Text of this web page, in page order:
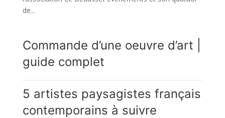
de...
Commande d’une oeuvre d’art |
guide complet
5 artistes paysagistes français
contemporains à suivre